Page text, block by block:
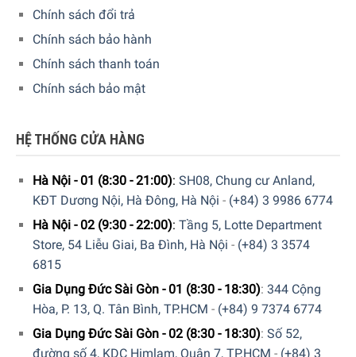
Linh hoạt điều chỉnh mức độ phun sương ẩm
ẩm theo ý muốn bằng cách sử dụng núm vặn của thiết bị.
Tính linh hoạt này cho phép người dùng tùy chỉnh độ ẩm
trong không gian sống theo nhu cầu cá nhân.
Chính sách đổi trả
Chính sách bảo hành
Chính sách thanh toán
Chính sách bảo mật
HỆ THỐNG CỬA HÀNG
Hà Nội - 01 (8:30 - 21:00): SH08, Chung cư Anland,
KĐT Dương Nội, Hà Đông, Hà Nội - (+84) 3 9986 6774
Hà Nội - 02 (9:30 - 22:00): Tầng 5, Lotte Department
Store, 54 Liễu Giai, Ba Đình, Hà Nội - (+84) 3 3574
6815
Gia Dụng Đức Sài Gòn - 01 (8:30 - 18:30): 344 Cộng
Hòa, P. 13, Q. Tân Bình, TP.HCM - (+84) 9 7374 6774
Gia Dụng Đức Sài Gòn - 02 (8:30 - 18:30): Số 52,
đường số 4, KDC Himlam, Quận 7, TP.HCM - (+84) 3